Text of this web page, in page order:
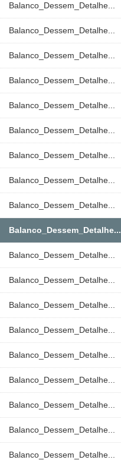
Balanco_Dessem_Detalhe...
Balanco_Dessem_Detalhe...
Balanco_Dessem_Detalhe...
Balanco_Dessem_Detalhe...
Balanco_Dessem_Detalhe...
Balanco_Dessem_Detalhe...
Balanco_Dessem_Detalhe...
Balanco_Dessem_Detalhe...
Balanco_Dessem_Detalhe...
Balanco_Dessem_Detalhe...
Balanco_Dessem_Detalhe...
Balanco_Dessem_Detalhe...
Balanco_Dessem_Detalhe...
Balanco_Dessem_Detalhe...
Balanco_Dessem_Detalhe...
Balanco_Dessem_Detalhe...
Balanco_Dessem_Detalhe...
Balanco_Dessem_Detalhe...
Balanco_Dessem_Detalhe...